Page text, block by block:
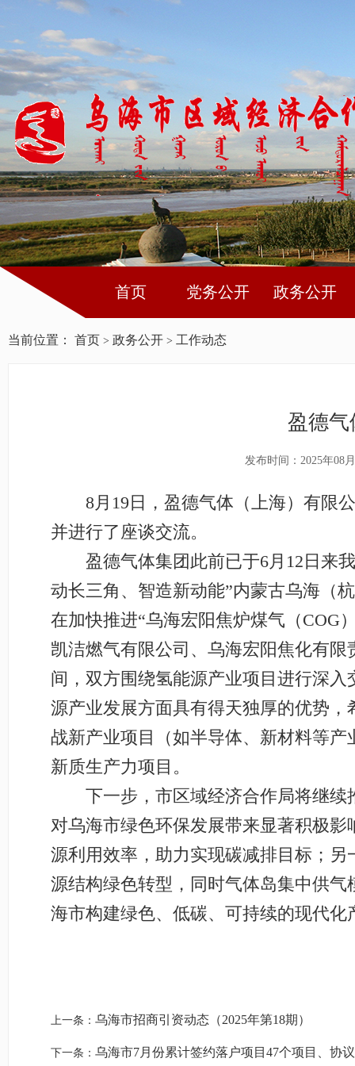
首页 党务公开 政务公开
当前位置： 首页 > 政务公开 > 工作动态
盈德气
发布时间：2025年08
8月19日，盈德气体（上海）有限公
并进行了座谈交流。
盈德气体集团此前已于6月12日来我
动长三角、智造新动能”内蒙古乌海（
在加快推进“乌海宏阳焦炉煤气（COG
凯洁燃气有限公司、乌海宏阳焦化有
间，双方围绕氢能源产业项目进行深
源产业发展方面具有得天独厚的优势
战新产业项目（如半导体、新材料等
新质生产力项目。
下一步，市区域经济合作局将继续
对乌海市绿色环保发展带来显著积极
源利用效率，助力实现碳减排目标；
源结构绿色转型，同时气体岛集中供
海市构建绿色、低碳、可持续的现代
上一条： 乌海市招商引资动态（2025年第18期）
下一条： 乌海市7月份累计签约落户项目47个项目、协